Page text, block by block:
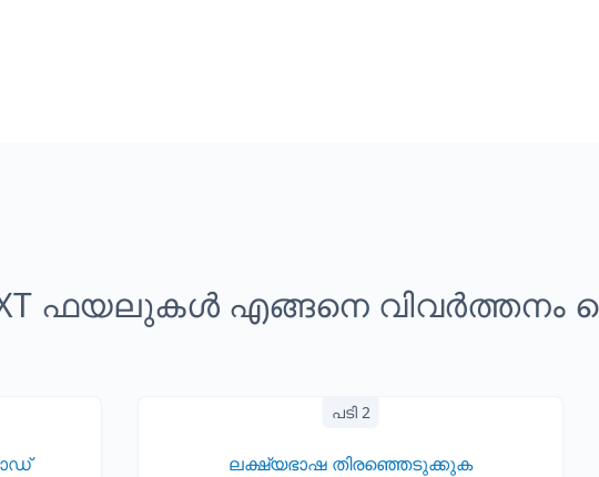
ഫയലുകൾ എങ്ങനെ വിവർത്തനം
പടി 2
ലക്ഷ്യഭാഷ തിരഞ്ഞെടുക്കുക